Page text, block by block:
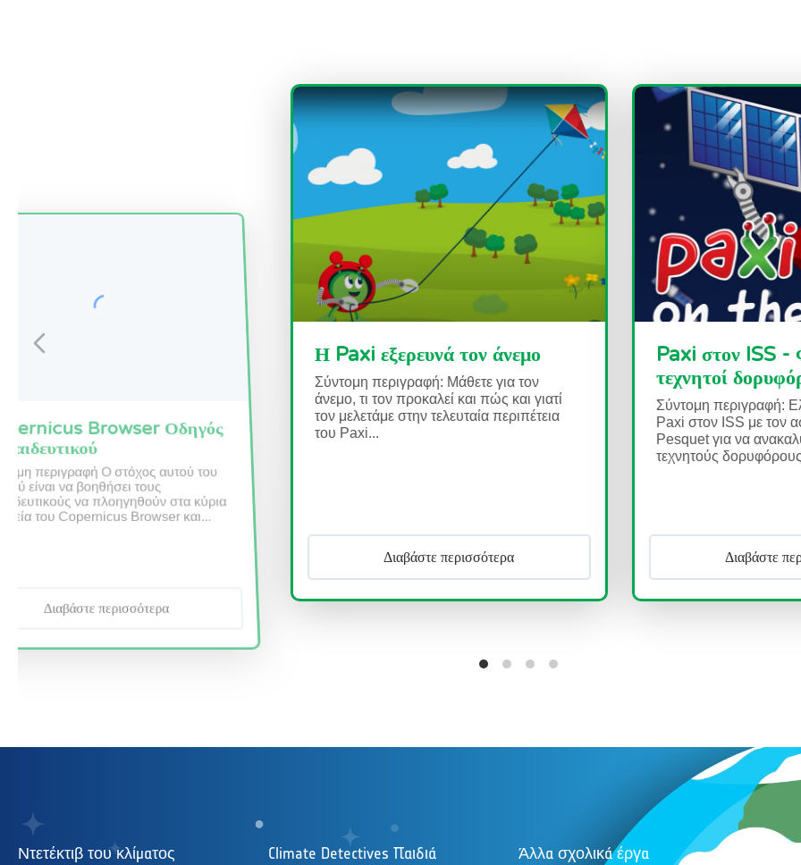
Copernicus Browser Οδηγός
Σύντομη περιγραφή Ο στόχος αυτού του
οδηγού είναι να βοηθήσει τους
εκπαιδευτικούς να πλοηγηθούν στα κύρια
εργαλεία του Copernicus Browser και...
Η Paxi εξερευνά τον άνεμο
Σύντομη περιγραφή: Μάθετε για τον
άνεμο, τι τον προκαλεί και πώς και γιατί
τον μελετάμε στην τελευταία περιπέτεια
Διαβάστε περισσότερα
Paxi
Σύντομη
Paxi στον
Pesquet
τεχνητούς
Ντετέκτιβ του κλίματος Climate Detectives Παιδιά Άλλα σχολικά έργα